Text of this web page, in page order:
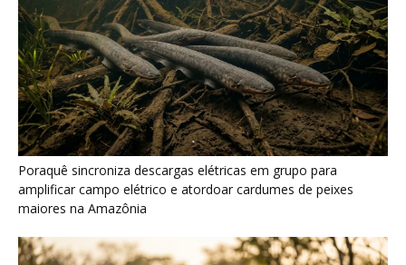
Seriema combina corridas em alta velocidade e arremessos
contra rochas para imobilizar serpentes peçonhentas no
cerrado